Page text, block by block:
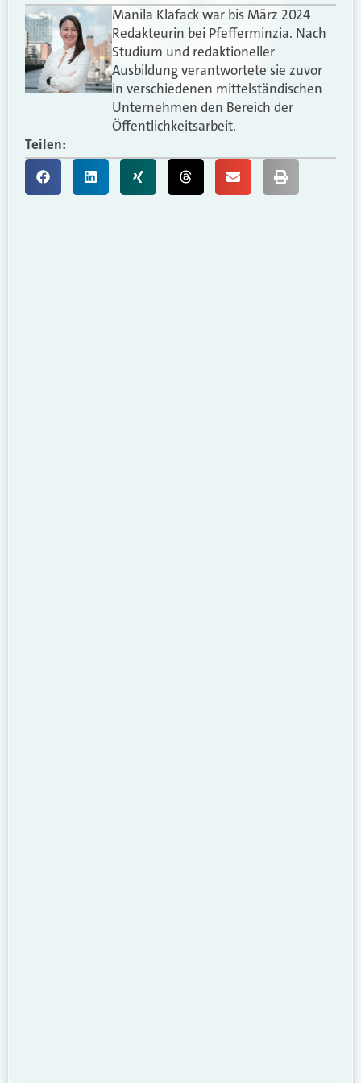
Manila Klafack war bis März 2024
Redakteurin bei Pfefferminzia. Nach
Studium und redaktioneller
Ausbildung verantwortete sie zuvor
in verschiedenen mittelständischen
Unternehmen den Bereich der
Öffentlichkeitsarbeit.
Teilen: